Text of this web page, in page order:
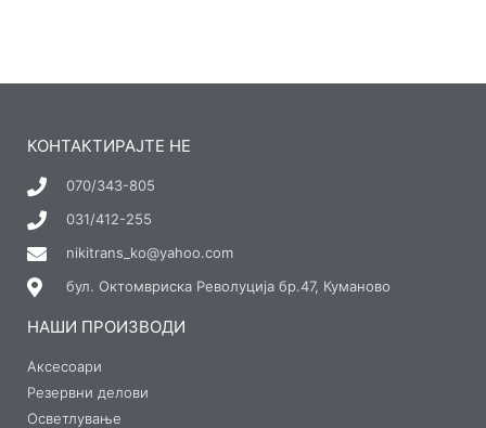
КОНТАКТИРАЈТЕ НЕ
070/343-805
031/412-255
nikitrans_ko@yahoo.com
бул. Октомвриска Револуција бр.47, Куманово
НАШИ ПРОИЗВОДИ
Аксесоари
Резервни делови
Осветлување